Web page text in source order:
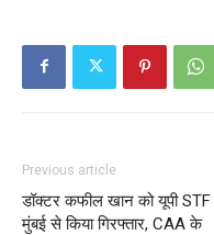
Previous article
डॉक्टर कफील खान को यूपी
मुंबई से किया गिरफ्तार, CAA के